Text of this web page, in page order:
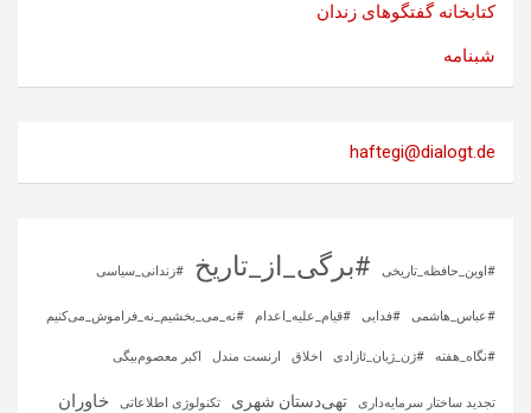
کتابخانه گفتگوهای زندان
شبنامه
haftegi@dialogt.de
#اوین_حافظه_تاریخی #برگی_از_تاریخ #زندانی_سیاسی
#عباس_هاشمی #فدایی #قیام_علیه_اعدام #نه_می_بخشیم_نه_فراموش_می‌کنیم
#نگاه_هفته #ژن_ژیان_ئازادی اخلاق ارنست مندل اکبر معصوم‌بیگی
تجدید ساختار سرمایه‌داری تهی‌دستان شهری تکنولوژی اطلاعاتی خاوران